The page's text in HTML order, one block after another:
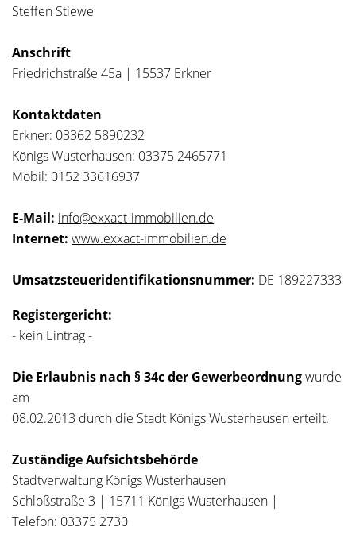
Steffen Stiewe
Anschrift
Friedrichstraße 45a | 15537 Erkner
Kontaktdaten
Erkner: 03362 5890232
Königs Wusterhausen: 03375 2465771
Mobil: 0152 33616937
E-Mail: info@exxact-immobilien.de
Internet: www.exxact-immobilien.de
Umsatzsteueridentifikationsnummer: DE 189227333
Registergericht:
- kein Eintrag -
Die Erlaubnis nach § 34c der Gewerbeordnungwurde
am
08.02.2013 durch die Stadt Königs Wusterhausen erteilt.
Zuständige Aufsichtsbehörde
Stadtverwaltung Königs Wusterhausen
Schloßstraße 3 | 15711 Königs Wusterhausen |
Telefon: 03375 2730